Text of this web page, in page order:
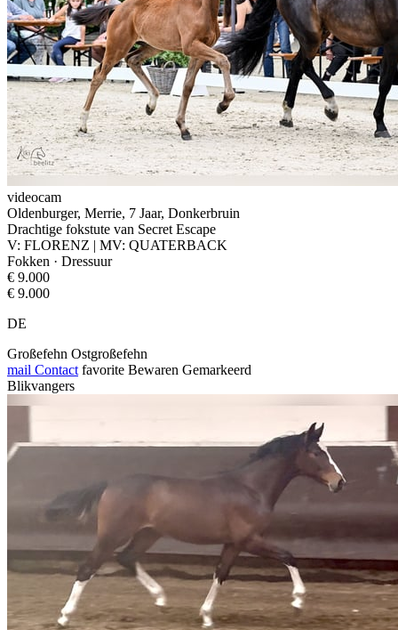
videocam
Oldenburger, Merrie, 7 Jaar, Donkerbruin
Drachtige fokstute van Secret Escape
V: FLORENZ | MV: QUATERBACK
Fokken · Dressuur
€ 9.000
€ 9.000
DE
Großefehn Ostgroßefehn
mail Contact favorite Bewaren Gemarkeerd
Blikvangers